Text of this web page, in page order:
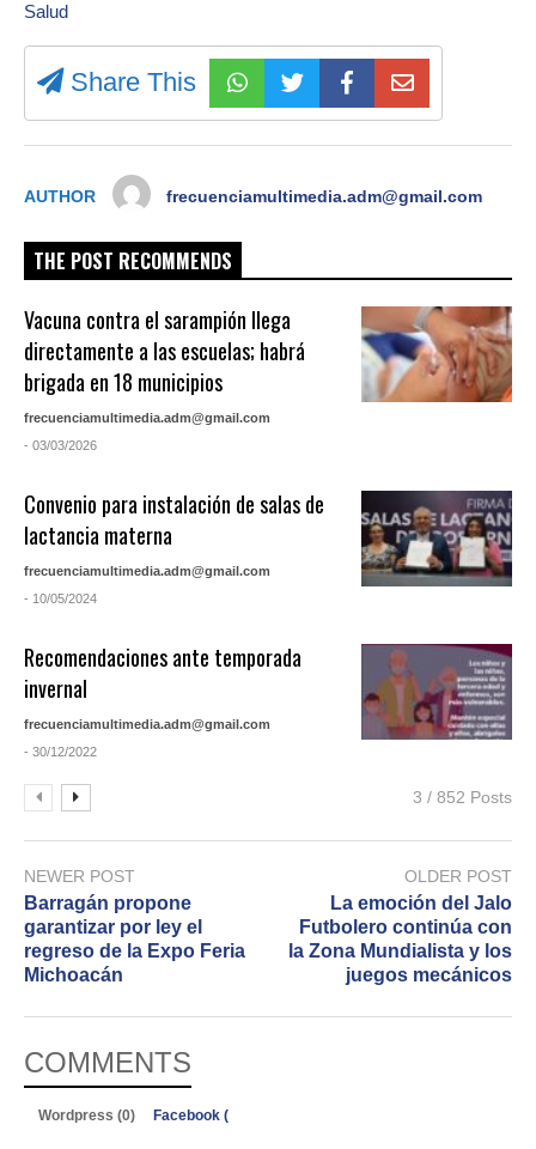
Salud
Share This
AUTHOR frecuenciamultimedia.adm@gmail.com
THE POST RECOMMENDS
Vacuna contra el sarampión llega
directamente a las escuelas; habrá
brigada en 18 municipios
frecuenciamultimedia.adm@gmail.com
- 03/03/2026
Convenio para instalación de salas de
lactancia materna
frecuenciamultimedia.adm@gmail.com
- 10/05/2024
Recomendaciones ante temporada
invernal
frecuenciamultimedia.adm@gmail.com
- 30/12/2022
3 / 852 Posts
NEWER POST
Barragán propone
garantizar por ley el
regreso de la Expo Feria
Michoacán
OLDER POST
La emoción del Jalo
Futbolero continúa con
la Zona Mundialista y los
juegos mecánicos
COMMENTS
Wordpress (0) Facebook (